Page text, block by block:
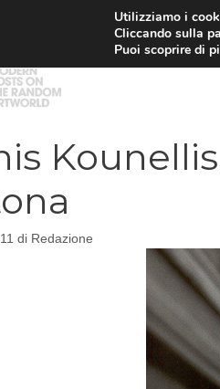
di Redazione
Utilizziamo i
Cliccando sulla
Puoi scoprire di